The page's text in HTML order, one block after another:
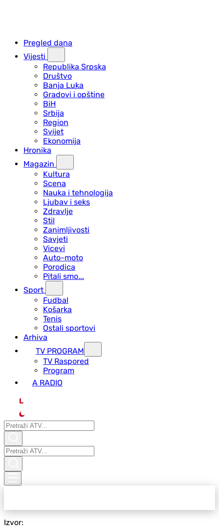
Pregled dana
Vijesti
Republika Srpska
Društvo
Banja Luka
Gradovi i opštine
BiH
Srbija
Region
Svijet
Ekonomija
Hronika
Magazin
Kultura
Scena
Nauka i tehnologija
Ljubav i seks
Zdravlje
Stil
Zanimljivosti
Savjeti
Vicevi
Auto-moto
Porodica
Pitali smo...
Sport
Fudbal
Košarka
Tenis
Ostali sportovi
Arhiva
TV PROGRAM
ТV Raspored
Program
A RADIO
L
Izvor: